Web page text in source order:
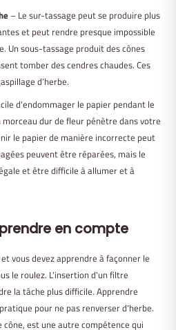
– Le sur-tassage peut se produire plus
et peut rendre presque impossible
Un sous-tassage produit des cônes
tomber des cendres chaudes. Ces
d’herbe.
d'endommager le papier pendant le
dur de fleur pénètre dans votre
le papier de manière incorrecte peut
peuvent être réparées, mais le
et être difficile à allumer et à
en compte
vous devez apprendre à façonner le
le roulez. L'insertion d'un filtre
la tâche plus difficile. Apprendre
pour ne pas renverser d'herbe.
est une autre compétence qui